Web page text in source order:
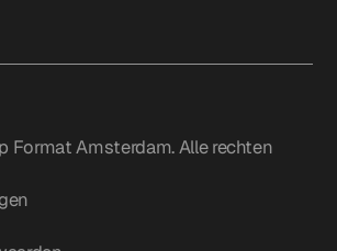
Format Amsterdam. Alle rechten